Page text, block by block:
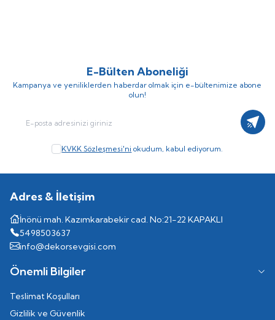
E-Bülten Aboneliği
Kampanya ve yeniliklerden haberdar olmak için e-bültenimize abone
olun!
KVKK Sözleşmesi'ni okudum, kabul ediyorum.
Adres & İletişim
İnönü mah. Kazımkarabekir cad. No:21-22 KAPAKLI
5498503637
info@dekorsevgisi.com
Önemli Bilgiler
Teslimat Koşulları
Gizlilik ve Güvenlik